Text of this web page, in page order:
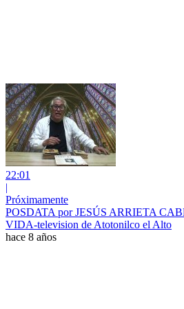
22:01
|
Próximamente
POSDATA por JESÚS ARRIETA
VIDA-television de Atotonilco el Alto
hace 8 años